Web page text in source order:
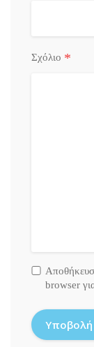
Σχόλιο *
browser